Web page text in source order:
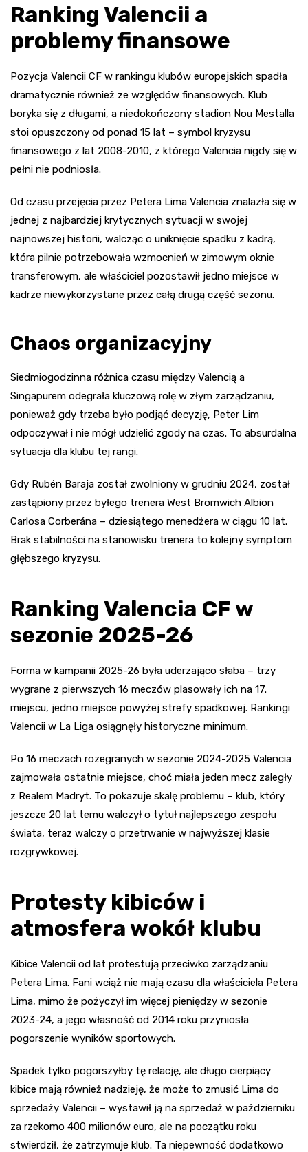
Ranking Valencii a
problemy finansowe
Pozycja Valencii CF w rankingu klubów europejskich spadła
dramatycznie również ze względów finansowych. Klub
boryka się z długami, a niedokończony stadion Nou Mestalla
stoi opuszczony od ponad 15 lat – symbol kryzysu
finansowego z lat 2008-2010, z którego Valencia nigdy się w
pełni nie podniosła.
Od czasu przejęcia przez Petera Lima Valencia znalazła się w
jednej z najbardziej krytycznych sytuacji w swojej
najnowszej historii, walcząc o uniknięcie spadku z kadrą,
która pilnie potrzebowała wzmocnień w zimowym oknie
transferowym, ale właściciel pozostawił jedno miejsce w
kadrze niewykorzystane przez całą drugą część sezonu.
Chaos organizacyjny
Siedmiogodzinna różnica czasu między Valencią a
Singapurem odegrała kluczową rolę w złym zarządzaniu,
ponieważ gdy trzeba było podjąć decyzję, Peter Lim
odpoczywał i nie mógł udzielić zgody na czas. To absurdalna
sytuacja dla klubu tej rangi.
Gdy Rubén Baraja został zwolniony w grudniu 2024, został
zastąpiony przez byłego trenera West Bromwich Albion
Carlosa Corberána – dziesiątego menedżera w ciągu 10 lat.
Brak stabilności na stanowisku trenera to kolejny symptom
głębszego kryzysu.
Ranking Valencia CF w
sezonie 2025-26
Forma w kampanii 2025-26 była uderzająco słaba – trzy
wygrane z pierwszych 16 meczów plasowały ich na 17.
miejscu, jedno miejsce powyżej strefy spadkowej. Rankingi
Valencii w La Liga osiągnęły historyczne minimum.
Po 16 meczach rozegranych w sezonie 2024-2025 Valencia
zajmowała ostatnie miejsce, choć miała jeden mecz zaległy
z Realem Madryt. To pokazuje skalę problemu – klub, który
jeszcze 20 lat temu walczył o tytuł najlepszego zespołu
świata, teraz walczy o przetrwanie w najwyższej klasie
rozgrywkowej.
Protesty kibiców i
atmosfera wokół klubu
Kibice Valencii od lat protestują przeciwko zarządzaniu
Petera Lima. Fani wciąż nie mają czasu dla właściciela Petera
Lima, mimo że pożyczył im więcej pieniędzy w sezonie
2023-24, a jego własność od 2014 roku przyniosła
pogorszenie wyników sportowych.
Spadek tylko pogorszyłby tę relację, ale długo cierpiący
kibice mają również nadzieję, że może to zmusić Lima do
sprzedaży Valencii – wystawił ją na sprzedaż w październiku
za rzekomo 400 milionów euro, ale na początku roku
stwierdził, że zatrzymuje klub. Ta niepewność dodatkowo